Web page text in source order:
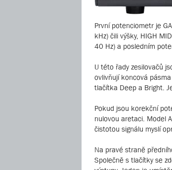
První potenciometr je
kHz) čili výšky, HIGH
40 Hz) a posledním
U této řady zesilovačů
ovlivňují koncová
tlačítka Deep a Bright.
Pokud jsou korekční
nulovou aretaci. Model
čistotou signálu myslí
Na pravé straně
Společně s tlačítky se